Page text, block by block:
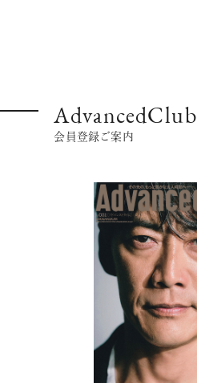
AdvancedClub
会員登録ご案内